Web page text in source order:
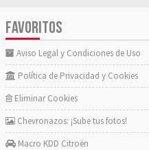
FAVORITOS
Aviso Legal y Condiciones de Uso
Política de Privacidad y Cookies
Eliminar Cookies
Chevronazos: ¡Sube tus fotos!
Macro KDD Citroën